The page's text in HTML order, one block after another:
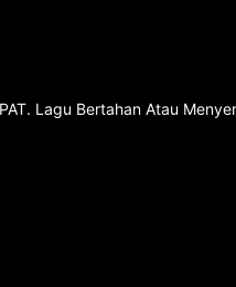
Lagu Bertahan Atau